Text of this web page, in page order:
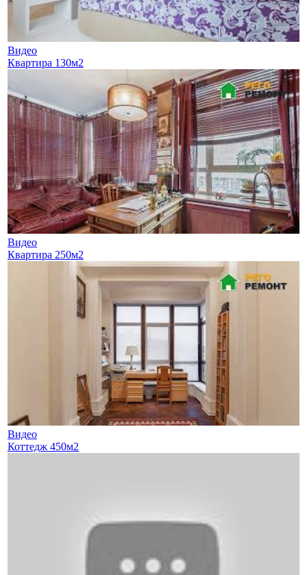
Видео
Квартира 130м2
Видео
Квартира 250м2
Видео
Коттедж 450м2